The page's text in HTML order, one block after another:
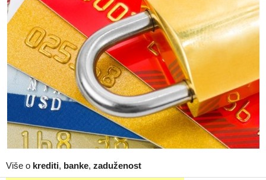
Više o krediti, banke, zaduženost